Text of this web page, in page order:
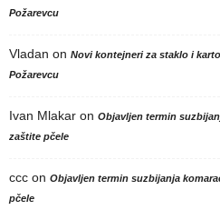
Požarevcu
Vladan on Novi kontejneri za staklo i
Požarevcu
Ivan Mlakar on Objavljen termin
zaštite pčele
ccc on Objavljen termin suzbijanja
pčele